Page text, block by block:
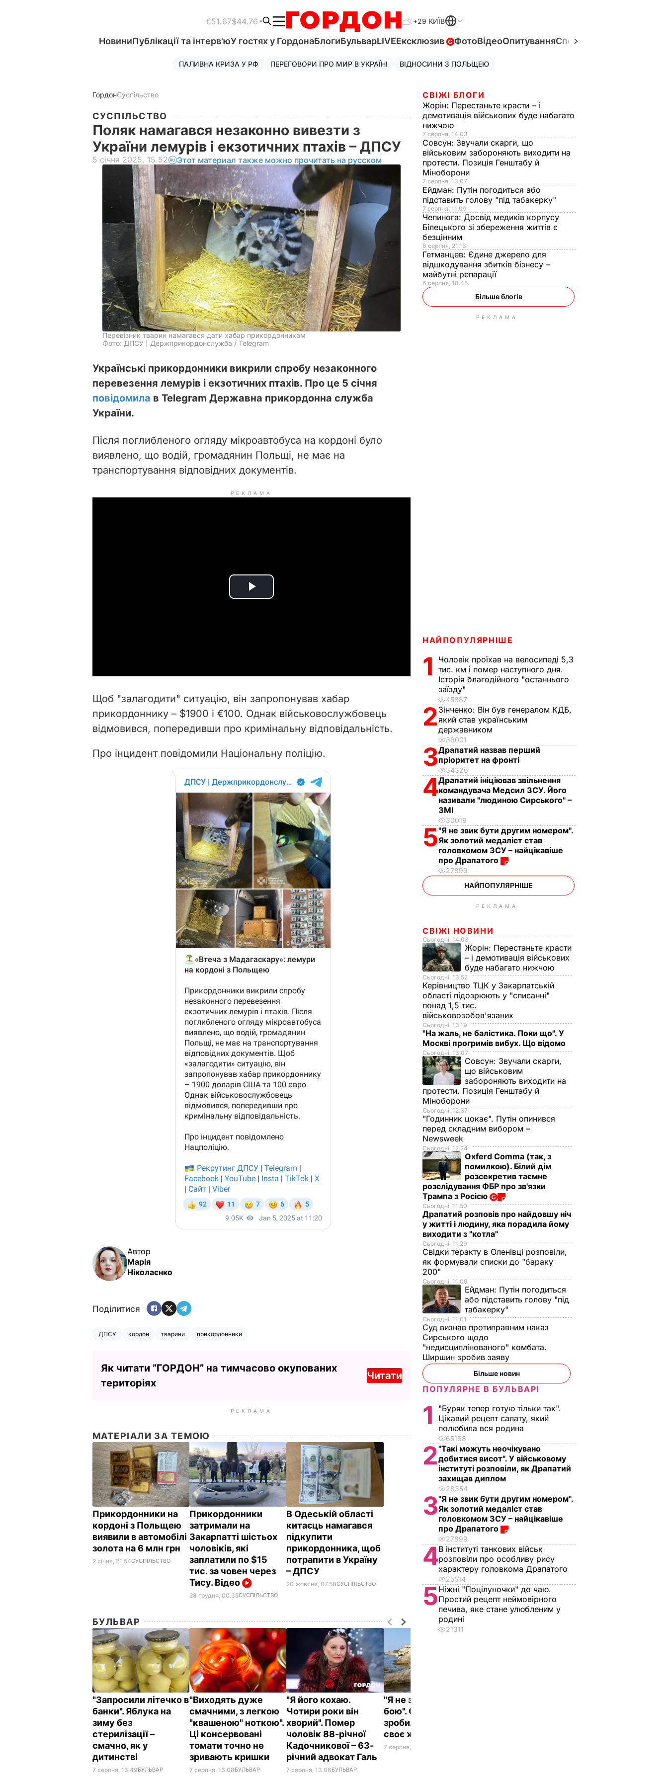
€51.67$44.76 +29 КИЇВ
НовиниПублікації та інтерв'юУ гостях у ГордонаБлогиБульварLIVEЕксклюзив ФотоВідеоОпитуванняСпецпроєкти
ПАЛИВНА КРИЗА У РФ ПЕРЕГОВОРИ ПРО МИР В УКРАЇНІ ВІДНОСИНИ З ПОЛЬЩЕЮ
ГордонСуспільство
СУСПІЛЬСТВО
Поляк намагався незаконно вивезти з
України лемурів і екзотичних птахів – ДПСУ
5 січня 2025, 15.52 Этот материал также можно прочитать на русском
Перевізник тварин намагався дати хабар прикордонникам
Фото: ДПСУ | Держприкордонслужба / Telegram
Українські прикордонники викрили спробу незаконного
перевезення лемурів і екзотичних птахів. Про це 5 січня
повідомила в Telegram Державна прикордонна служба
України.
Після поглибленого огляду мікроавтобуса на кордоні було
виявлено, що водій, громадянин Польщі, не має на
транспортування відповідних документів.
РЕКЛАМА
P
i
d
e
o
Щоб "залагодити" ситуацію, він запропонував хабар
прикордоннику – $1900 і €100. Однак військовослужбовець
відмовився, попередивши про кримінальну відповідальність.
Про інцидент повідомили Національну поліцію.
Автор
Марія
Ніколаєнко
Поділитися
ДПСУ кордон тварини прикордонники
Як читати ”ГОРДОН” на тимчасово окупованих
територіях
Читати
РЕКЛАМА
МАТЕРІАЛИ ЗА ТЕМОЮ
Прикордонники на
кордоні з Польщею
виявили в автомобілі
золота на 6 млн грн
2 січня, 21.54СУСПІЛЬСТВО
Прикордонники
затримали на
Закарпатті шістьох
чоловіків, які
заплатили по $15
тис. за човен через
Тису. Відео
28 грудня, 00.35СУСПІЛЬСТВО
В Одеській області
китаєць намагався
підкупити
прикордонника, щоб
потрапити в Україну
– ДПСУ
20 жовтня, 07.58СУСПІЛЬСТВО
БУЛЬВАР
"Запросили літечко в
банки". Яблука на
зиму без
стерилізації –
смачно, як у
дитинстві
7 серпня, 13.49БУЛЬВАР
"Виходять дуже
смачними, з легкою
"квашеною" ноткою".
Ці консервовані
томати точно не
зривають кришки
7 серпня, 13.08БУЛЬВАР
"Я його кохаю.
Чотири роки він
хворий". Помер
чоловік 88-річної
Кадочникової – 63-
річний адвокат Галь
7 серпня, 13.06БУЛЬВАР
"Я не здамся без
бою". Саліванчук
зробила заяву про
своє життя
7 серпня, 12.16
СВІЖІ БЛОГИ
Жорін: Перестаньте красти – і
демотивація військових буде набагато
нижчою
7 серпня, 14.03
Совсун: Звучали скарги, що
військовим забороняють виходити на
протести. Позиція Генштабу й
Міноборони
7 серпня, 13.07
Ейдман: Путін погодиться або
підставить голову "під табакерку"
7 серпня, 11.09
Чепинога: Досвід медиків корпусу
Білецького зі збереження життів є
безцінним
6 серпня, 21.16
Гетманцев: Єдине джерело для
відшкодування збитків бізнесу –
майбутні репарації
6 серпня, 18.45
Більше блогів
РЕКЛАМА
НАЙПОПУЛЯРНІШЕ
1
Чоловік проїхав на велосипеді 5,3
тис. км і помер наступного дня.
Історія благодійного "останнього
заїзду"
45887
2 Зінченко: Він був генералом КДБ,
який став українським
державником
36001
3Драпатий назвав перший
пріоритет на фронті
34326
4Драпатий ініціював звільнення
командувача Медсил ЗСУ. Його
називали "людиною Сирського" –
ЗМІ
30019
5"Я не звик бути другим номером".
Як золотий медаліст став
головкомом ЗСУ – найцікавіше
про Драпатого
27899
НАЙПОПУЛЯРНІШЕ
РЕКЛАМА
СВІЖІ НОВИНИ
Сьогодні, 14.03
Жорін: Перестаньте красти
– і демотивація військових
буде набагато нижчою
Сьогодні, 13.52
Керівництво ТЦК у Закарпатській
області підозрюють у "списанні"
понад 1,5 тис.
військовозобов'язаних
Сьогодні, 13.19
"На жаль, не балістика. Поки що". У
Москві прогримів вибух. Що відомо
Сьогодні, 13.07
Совсун: Звучали скарги,
що військовим
забороняють виходити на
протести. Позиція Генштабу й
Міноборони
Сьогодні, 12.37
"Годинник цокає". Путін опинився
перед складним вибором –
Newsweek
Сьогодні, 12.24
Oxferd Comma (так, з
помилкою). Білий дім
розсекретив таємне
розслідування ФБР про зв'язки
Трампа з Росією
Сьогодні, 11.50
Драпатий розповів про найдовшу ніч
у житті і людину, яка порадила йому
виходити з "котла"
Сьогодні, 11.29
Свідки теракту в Оленівці розповіли,
як формували списки до "бараку
200"
Сьогодні, 11.09
Ейдман: Путін погодиться
або підставить голову "під
табакерку"
Сьогодні, 11.01
Суд визнав протиправним наказ
Сирського щодо
"недисциплінованого" комбата.
Ширшин зробив заяву
Більше новин
ПОПУЛЯРНЕ В БУЛЬВАРІ
1
"Буряк тепер готую тільки так".
Цікавий рецепт салату, який
полюбила вся родина
65168
2"Такі можуть неочікувано
добитися висот". У військовому
інституті розповіли, як Драпатий
захищав диплом
28354
3"Я не звик бути другим номером".
Як золотий медаліст став
головкомом ЗСУ – найцікавіше
про Драпатого
27899
4В інституті танкових військ
розповіли про особливу рису
характеру головкома Драпатого
25514
5Ніжні "Поцілуночки" до чаю.
Простий рецепт неймовірного
печива, яке стане улюбленим у
родині
21311